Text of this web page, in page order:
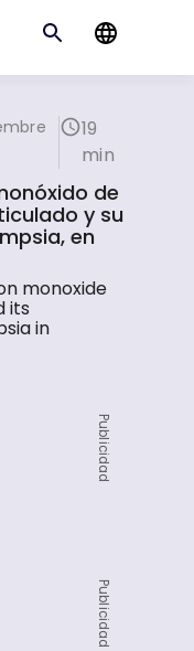
19
min
de
y su
en
monoxide
its
in
Publicidad
Publicidad